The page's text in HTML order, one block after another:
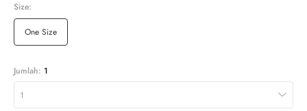
Size:
One Size
Jumlah: 1
1